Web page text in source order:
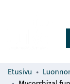
Etusivu